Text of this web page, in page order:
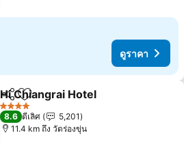
ดูราคา
แชร์ เพิ่มในรายการโปรด
Hi Chiangrai Hotel
4 ดาว
8.6 ดีเลิศ
5,201
11.4 km ถึง วัดร่องขุ่น